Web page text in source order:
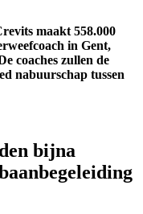
maakt 558.000
in Gent,
coaches zullen de
nabuurschap tussen
bijna